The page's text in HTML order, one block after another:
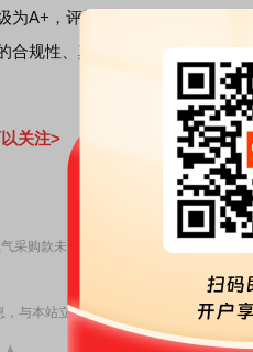
A+，评级展望为稳定，维持“天
规性、真实性和准确性，并持
关注>
采购款未及时审议披露，公司及相关责
与本站立场无关，不构成投资建议。据